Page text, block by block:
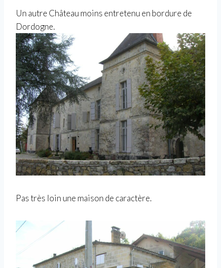
Un autre Château moins entretenu en bordure de
Dordogne.
Pas très loin une maison de caractère.